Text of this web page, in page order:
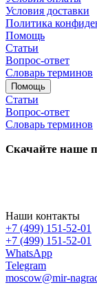
Условия доставки
Политика
Помощь
Статьи
Вопрос-ответ
Словарь терминов
Помощь
Статьи
Вопрос-ответ
Словарь терминов
Скачайте наше
Наши контакты
+7 (499) 151-52-01
+7 (499) 151-52-01
WhatsApp
Telegram
moscow@mir-